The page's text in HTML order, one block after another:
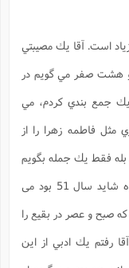
است. آقا يك مصيبتي
هشت صفر مي گويم در
جمع بندي كردم، مي
مثل فاطمه زهرا را از
بله فقط يك جمله بگويم
من سفر اولم بود مشرف بودم به مدينه ي منوره شايد سال 51 بود می
كه صبح و عصر در بقيع را
رفتم يك ادبي از اين